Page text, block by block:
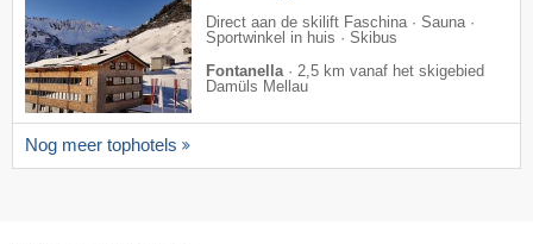
Direct aan de skilift Faschina · Sauna ·
Sportwinkel in huis · Skibus
Fontanella · 2,5 km vanaf het skigebied
Damüls Mellau
Nog meer tophotels